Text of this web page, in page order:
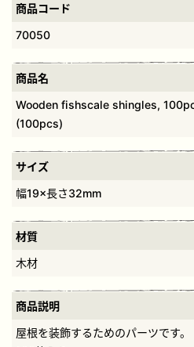
商品コード
70050
商品名
Wooden fishscale shingles,
(100pcs)
サイズ
幅19×長さ32mm
材質
木材
商品説明
屋根を装飾するためのパーツです。